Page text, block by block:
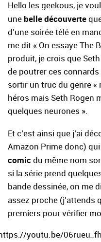
Hello les geekous, je
une belle découverte
d’une soirée télé en
me dit « On essaye The
produit, je crois que
de poutrer ces connards
sortir un truc du genre «
héros mais Seth Rogen
quelques neurones ».
Et c’est ainsi que j’ai
Amazon Prime donc)
comic du même nom
si la série prend
bande dessinée, on me
assez proche (j’attends
premiers pour vérifier
youtu.be/